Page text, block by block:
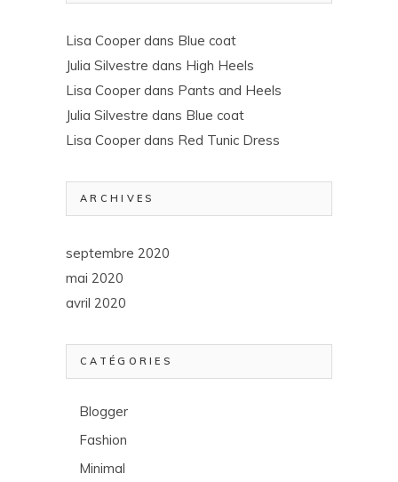
Lisa Cooper dans Blue coat
Julia Silvestre dans High Heels
Lisa Cooper dans Pants and Heels
Julia Silvestre dans Blue coat
Lisa Cooper dans Red Tunic Dress
ARCHIVES
septembre 2020
mai 2020
avril 2020
CATÉGORIES
Blogger
Fashion
Minimal